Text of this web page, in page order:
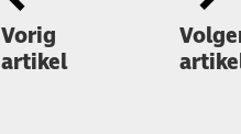
Vorig
artikel